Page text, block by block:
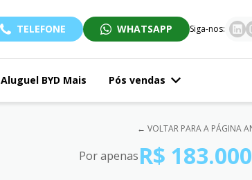
TELEFONE WHATSAPP Siga-nos:
Aluguel BYD Mais Pós vendas
← VOLTAR PARA A PÁGINA
Por apenasR$